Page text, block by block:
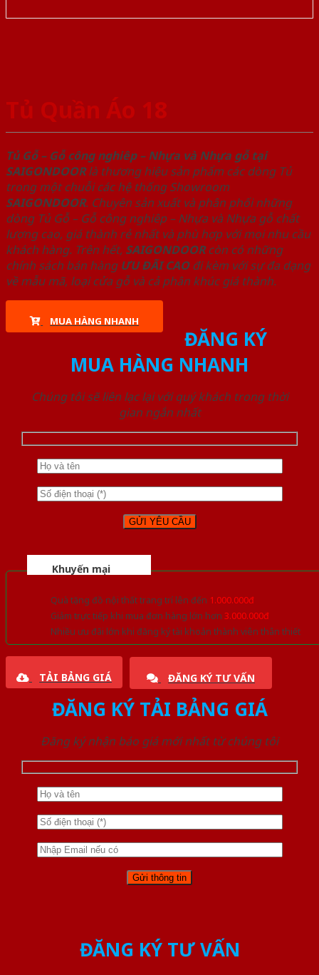
Tủ Quần Áo 18
Tủ Gỗ – Gỗ công nghiêp – Nhựa và Nhựa gỗ tại
SAIGONDOORlà thương hiệu sản phẩm các dòng Tủ
trong một chuỗi các hệ thống Showroom
SAIGONDOOR. Chuyên sản xuất và phân phối những
dòng Tủ Gỗ – Gỗ công nghiêp – Nhựa và Nhựa gỗ chất
lượng cao, giá thành rẻ nhất và phù hợp với mọi nhu cầu
khách hàng. Trên hết, SAIGONDOORcòn có những
chính sách bán hàng ƯU ĐÃI CAOđi kèm với sự đa dạng
về mẫu mã, loại cửa gỗ và cả phân khúc giá thành.
MUA HÀNG NHANH
ĐĂNG KÝ
MUA HÀNG NHANH
Chúng tôi sẽ liên lạc lại với quý khách trong thời
gian ngắn nhất
Khuyến mại
Quà tặng đồ nội thất trang trí lên đến 1.000.000đ
Giảm trực tiếp khi mua đơn hàng lớn hơn 3.000.000đ
Nhiều ưu đãi lớn khi đăng ký tài khoản thành viên thân thiết
TẢI BẢNG GIÁ ĐĂNG KÝ TƯ VẤN
ĐĂNG KÝ TẢI BẢNG GIÁ
Đăng ký nhận báo giá mới nhất từ chúng tôi
ĐĂNG KÝ TƯ VẤN